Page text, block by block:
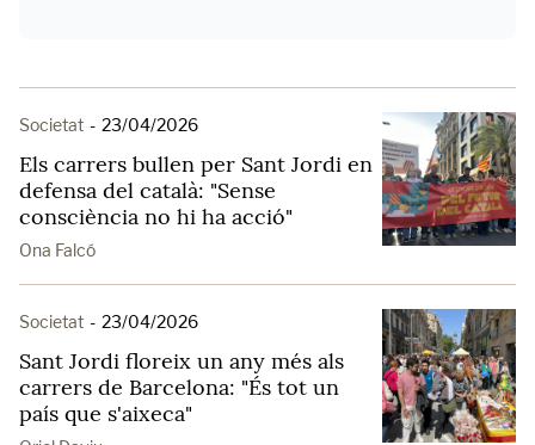
Societat - 23/04/2026
Els carrers bullen per Sant Jordi en
defensa del català: "Sense
consciència no hi ha acció"
Ona Falcó
Societat - 23/04/2026
Sant Jordi floreix un any més als
carrers de Barcelona: "És tot un
país que s'aixeca"